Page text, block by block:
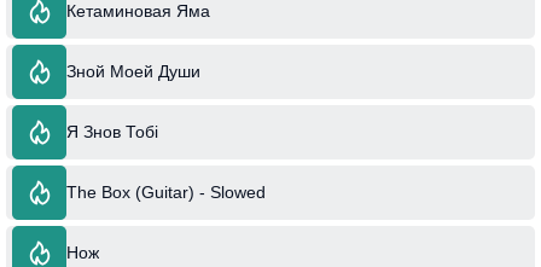
Кетаминовая Яма
Зной Моей Души
Я Знов Тобі
The Box (Guitar) - Slowed
Нож